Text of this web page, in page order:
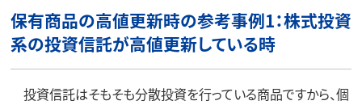
保有商品の高値更新時の参考事例1：株式投資
系の投資信託が高値更新している時
投資信託はそもそも分散投資を行っている商品ですから、個